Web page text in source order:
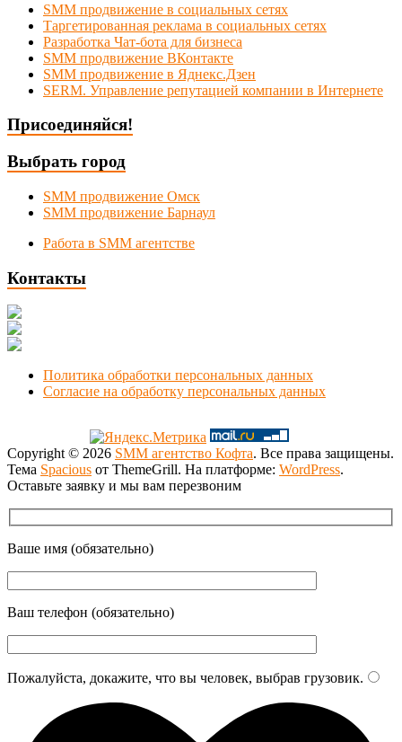
SMM продвижение в социальных сетях
Таргетированная реклама в социальных сетях
Разработка Чат-бота для бизнеса
SMM продвижение ВКонтакте
SMM продвижение в Яднекс.Дзен
SERM. Управление репутацией компании в Интернете
Присоединяйся!
Выбрать город
SMM продвижение Омск
SMM продвижение Барнаул
Работа в SMM агентстве
Контакты
Политика обработки персональных данных
Согласие на обработку персональных данных
Copyright © 2026 SMM агентство Кофта. Все права защищены.
Тема Spacious от ThemeGrill. На платформе: WordPress.
Оставьте заявку и мы вам перезвоним
Ваше имя (обязательно)
Ваш телефон (обязательно)
Пожалуйста, докажите, что вы человек, выбрав грузовик.